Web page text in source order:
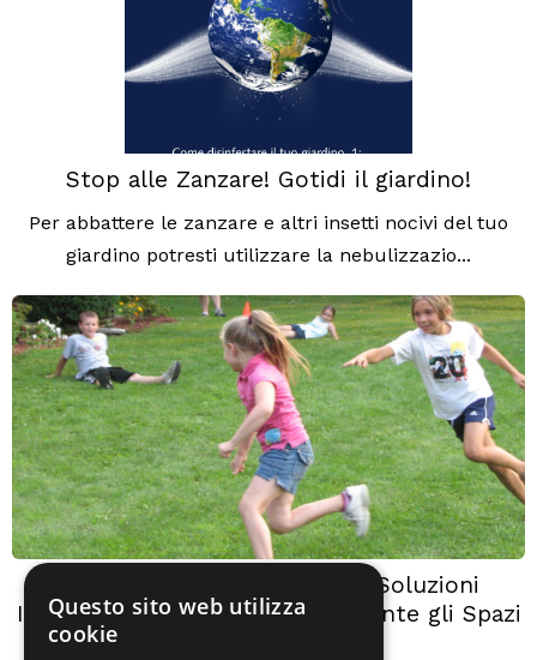
Stop alle Zanzare! Gotidi il giardino!
Per abbattere le zanzare e altri insetti nocivi del tuo
giardino potresti utilizzare la nebulizzazio...
Difendersi dalle Zanzare: le Soluzioni
Intelligenti per Vivere Serenamente gli Spazi
Questo sito web utilizza
cookie